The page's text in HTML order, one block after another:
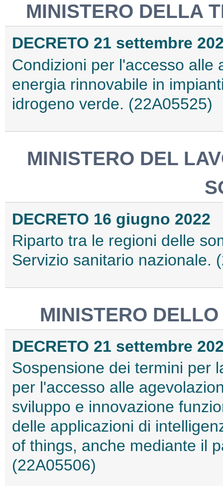
MINISTERO DELLA
DECRETO 21 settembre
Condizioni per l'accesso alle
energia rinnovabile in
idrogeno verde. (22A05525)
MINISTERO DEL
DECRETO 16 giugno 2022
Riparto tra le regioni delle
Servizio sanitario nazionale.
MINISTERO
DECRETO 21 settembre
Sospensione dei termini per
per l'accesso alle
sviluppo e innovazione
delle applicazioni di
of things, anche mediante il
(22A05506)